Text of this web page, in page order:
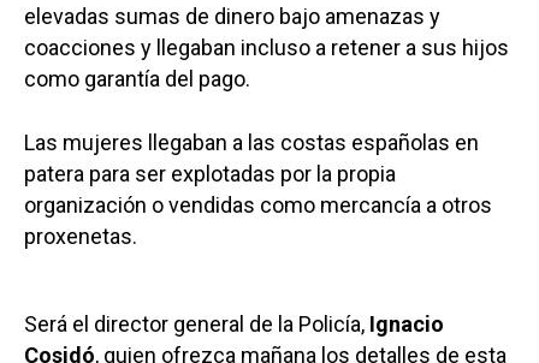
elevadas sumas de dinero bajo amenazas y
coacciones y llegaban incluso a retener a sus hijos
como garantía del pago.
Las mujeres llegaban a las costas españolas en
patera para ser explotadas por la propia
organización o vendidas como mercancía a otros
proxenetas.
Será el director general de la Policía, Ignacio
Cosidó, quien ofrezca mañana los detalles de esta